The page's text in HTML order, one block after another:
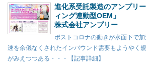
進化系受託製造のアンプリ
ィング連動型OEM」
株式会社アンプリー
ポストコロナの動きが水面下で
速を余儀なくされたインバウンド需要もようやく
がみえつつある・・・【記事詳細】